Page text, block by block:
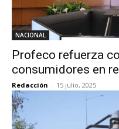
NACIONAL
Profeco refuerza
consumidores en
Redacción - 15 julio, 2025